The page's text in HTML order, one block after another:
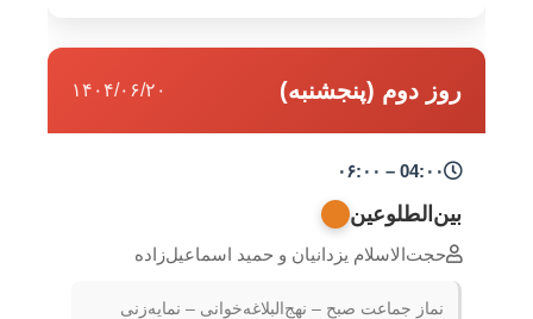
روز دوم (پنجشنبه) ۱۴۰۴/۰۶/۲۰
04:۰۰ – ۰۶:۰۰
بین‌الطلوعین
حجت‌الاسلام یزدانیان و حمید اسماعیل‌زاده
نماز جماعت صبح – نهج‌البلاغه‌خوانی – نمایه‌زنی